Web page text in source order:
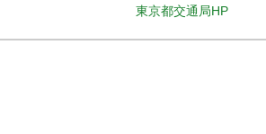
東京都交通局HP